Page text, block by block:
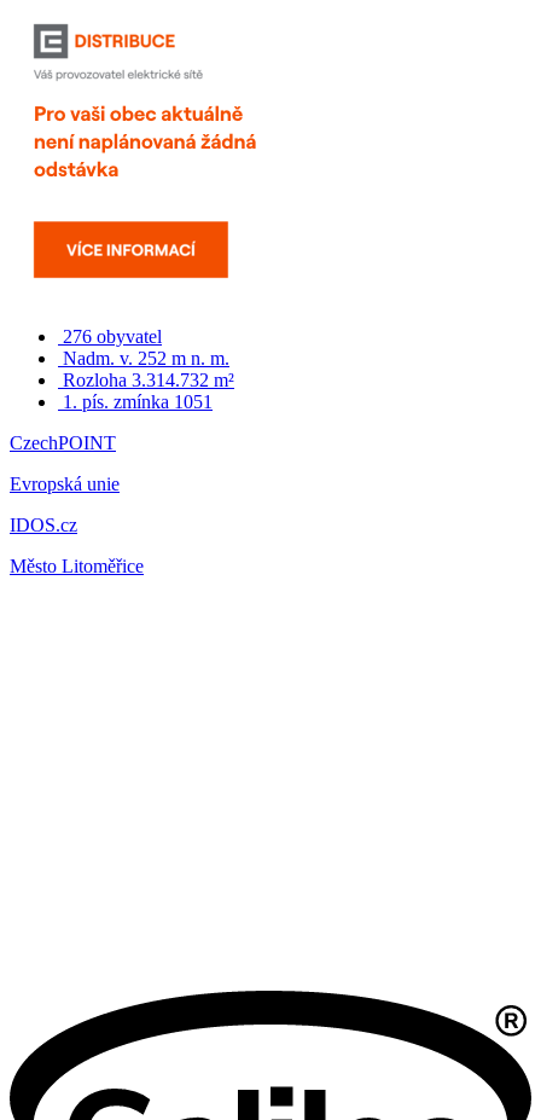
276 obyvatel
Nadm. v. 252 m n. m.
Rozloha 3.314.732 m²
1. pís. zmínka 1051
CzechPOINT
Evropská unie
IDOS.cz
Město Litoměřice